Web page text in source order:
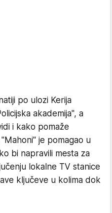
po ulozi Kerija
akademija", a
i kako pomaže
je pomagao u
bi napravili mesta za
lokalne TV stanice
ključeve u kolima dok